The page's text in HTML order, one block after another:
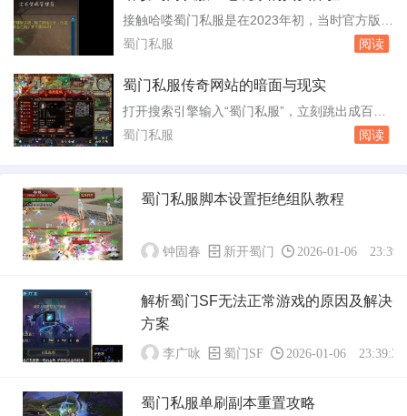
打开挂机设置面板。技能顺序決定清怪效率，别
把大招放在最前头，起手用短冷却的单体或者小
接触哈喽蜀门私服是在2023年初，当时官方版本
更新太快，老玩家跟不上节奏。这个私服主打经
这个数字在私服圈里不算小。服务器架设在上
右，北方玩家也能稳定在50毫秒以内。对于一款
十几年前的端游来说，这个网络条件算得上顺...
蜀门私服 阅读
蜀门私服传奇网站的暗面与现实
打开搜索引擎输入“蜀门私服”，立刻跳出成百上
千条链接，页面大多粗制滥造，却无一例外地用
引大量玩家点击进入，背后却是一条由盗号木
马、充值骗局和灰色产业链编织的网。蜀门这款
蜀门私服 阅读
蜀门私服脚本设置拒绝组队教程
钟固春 新开蜀门 2026-01-06
解析蜀门SF无法正常游戏的原因及解决
方案
李广咏 蜀门SF 2026-01-06 23:39:31
蜀门私服单刷副本重置攻略